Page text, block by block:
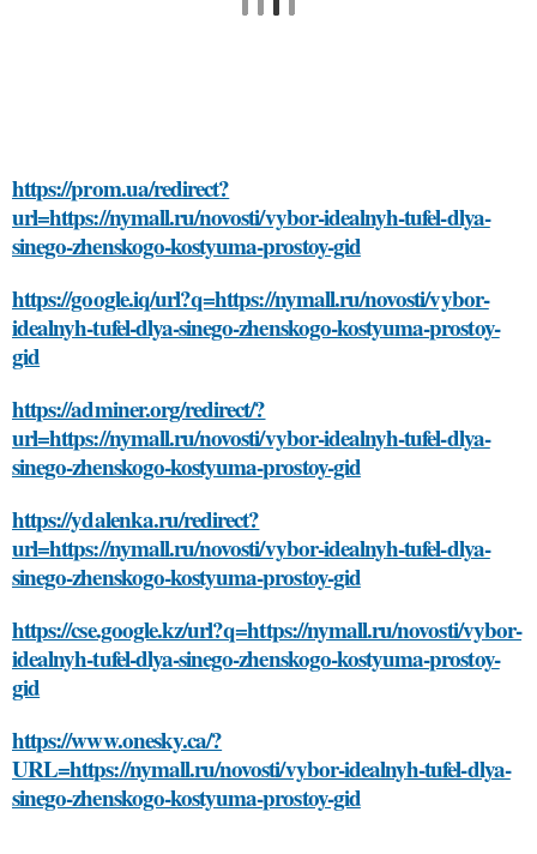
https://prom.ua/redirect?
url=https://nymall.ru/novosti/vybor-idealnyh-tufel-dlya-
sinego-zhenskogo-kostyuma-prostoy-gid
https://google.iq/url?q=https://nymall.ru/novosti/vybor-
idealnyh-tufel-dlya-sinego-zhenskogo-kostyuma-prostoy-
gid
https://adminer.org/redirect/?
url=https://nymall.ru/novosti/vybor-idealnyh-tufel-dlya-
sinego-zhenskogo-kostyuma-prostoy-gid
https://ydalenka.ru/redirect?
url=https://nymall.ru/novosti/vybor-idealnyh-tufel-dlya-
sinego-zhenskogo-kostyuma-prostoy-gid
https://cse.google.kz/url?q=https://nymall.ru/novosti/vybor-
idealnyh-tufel-dlya-sinego-zhenskogo-kostyuma-prostoy-
gid
https://www.onesky.ca/?
URL=https://nymall.ru/novosti/vybor-idealnyh-tufel-dlya-
sinego-zhenskogo-kostyuma-prostoy-gid